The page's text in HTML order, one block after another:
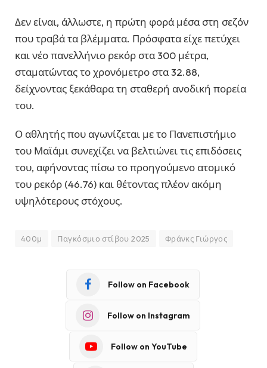
Δεν είναι, άλλωστε, η πρώτη φορά μέσα στη σεζόν
που τραβά τα βλέμματα. Πρόσφατα είχε πετύχει
και νέο πανελλήνιο ρεκόρ στα 300 μέτρα,
σταματώντας το χρονόμετρο στα 32.88,
δείχνοντας ξεκάθαρα τη σταθερή ανοδική πορεία
του.
Ο αθλητής που αγωνίζεται με το Πανεπιστήμιο
του Μαϊάμι συνεχίζει να βελτιώνει τις επιδόσεις
του, αφήνοντας πίσω το προηγούμενο ατομικό
του ρεκόρ (46.76) και θέτοντας πλέον ακόμη
υψηλότερους στόχους.
400μ Παγκόσμιο στίβου 2025 Φράνκς Γιώργος
Follow on Facebook
Follow on Instagram
Follow on YouTube